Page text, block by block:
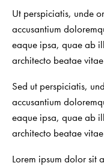
Ut perspiciatis, unde
accusantium
eaque ipsa, quae ab
architecto beatae
Sed ut perspiciatis,
accusantium
eaque ipsa, quae ab
architecto beatae
Lorem ipsum dolor sit